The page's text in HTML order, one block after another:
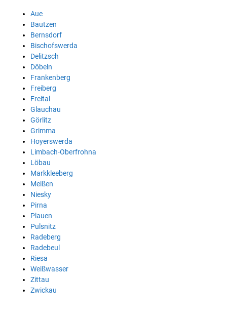
Aue
Bautzen
Bernsdorf
Bischofswerda
Delitzsch
Döbeln
Frankenberg
Freiberg
Freital
Glauchau
Görlitz
Grimma
Hoyerswerda
Limbach-Oberfrohna
Löbau
Markkleeberg
Meißen
Niesky
Pirna
Plauen
Pulsnitz
Radeberg
Radebeul
Riesa
Weißwasser
Zittau
Zwickau